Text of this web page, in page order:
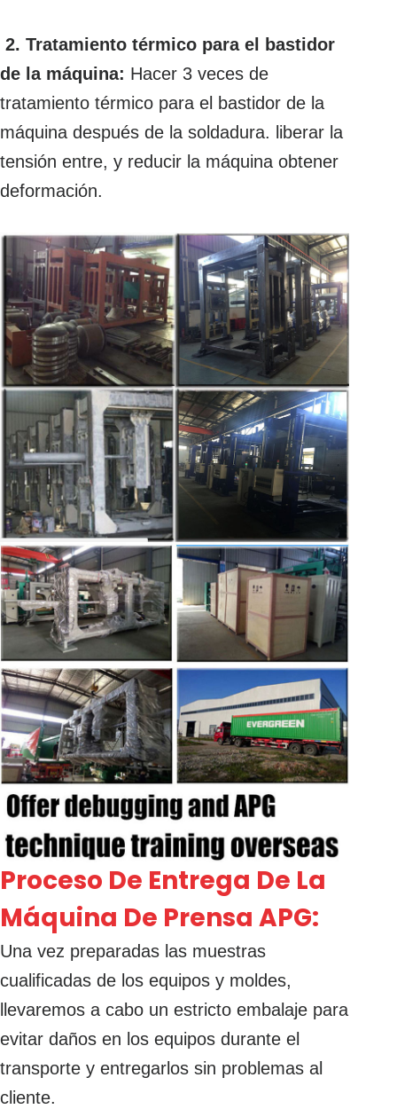
2. Tratamiento térmico para el bastidor
de la máquina: Hacer 3 veces de
tratamiento térmico para el bastidor de la
máquina después de la soldadura. liberar la
tensión entre, y reducir la máquina obtener
deformación.
Proceso De Entrega De La
Máquina De Prensa APG:
Una vez preparadas las muestras
cualificadas de los equipos y moldes,
llevaremos a cabo un estricto embalaje para
evitar daños en los equipos durante el
transporte y entregarlos sin problemas al
cliente.